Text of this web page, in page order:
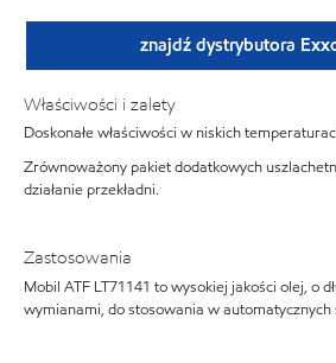
znajdź dystrybutora
Właściwości i zalety
Doskonałe właściwości w niskich
Zrównoważony pakiet dodatkowych
działanie przekładni.
Zastosowania
Mobil ATF LT71141 to wysokiej jakości olej, o
wymianami, do stosowania w